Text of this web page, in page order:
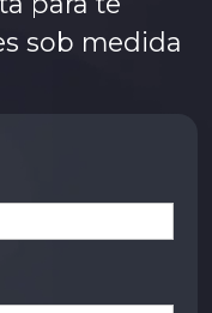
sob medida